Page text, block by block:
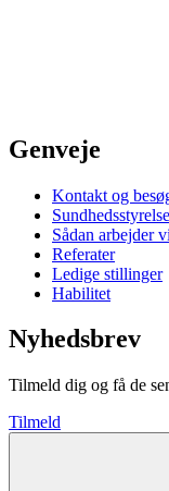
Genveje
Kontakt og
Sådan arbejder vi
Referater
Ledige stillinger
Habilitet
Nyhedsbrev
Tilmeld dig og få de
Tilmeld